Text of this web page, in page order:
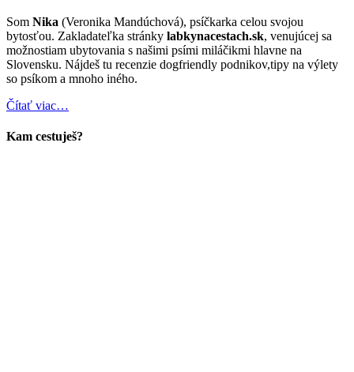
Som Nika (Veronika Mandúchová), psíčkarka celou svojou
bytosťou. Zakladateľka stránky labkynacestach.sk, venujúcej sa
možnostiam ubytovania s našimi psími miláčikmi hlavne na
Slovensku. Nájdeš tu recenzie dogfriendly podnikov,tipy na výlety
so psíkom a mnoho iného.
Čítať viac…
Kam cestuješ?